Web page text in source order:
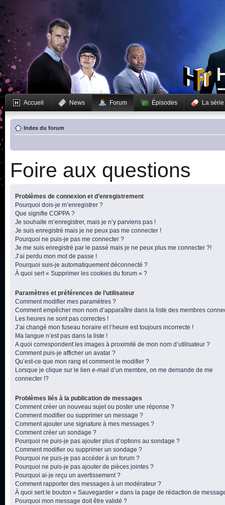
Accueil News Forum Épisodes La série
Index du forum
Foire aux questions
Problèmes de connexion et d’enregistrement
Pourquoi dois-je m’enregistrer ?
Que signifie COPPA ?
Je souhaite m’enregistrer, mais je n’y parviens pas !
Je suis enregistré mais je ne peux pas me connecter !
Pourquoi ne puis-je pas me connecter ?
Je me suis enregistré par le passé mais je ne peux plus me connecter ?!
J’ai perdu mon mot de passe !
Pourquoi suis-je automatiquement déconnecté ?
À quoi sert « Supprimer les cookies du forum » ?
Paramètres et préférences de l’utilisateur
Comment modifier mes paramètres ?
Comment empêcher mon nom d’apparaître dans la liste des membres
Les heures ne sont pas correctes !
J’ai changé mon fuseau horaire et l’heure est toujours incorrecte !
Ma langue n’est pas dans la liste !
A quoi correspondent les images à proximité de mon nom d’utilisateur ?
Comment puis-je afficher un avatar ?
Qu’est-ce que mon rang et comment le modifier ?
Lorsque je clique sur le lien e-mail d’un membre, on me demande de me
connecter !?
Problèmes liés à la publication de messages
Comment créer un nouveau sujet ou poster une réponse ?
Comment modifier ou supprimer un message ?
Comment ajouter une signature à mes messages ?
Comment créer un sondage ?
Pourquoi ne puis-je pas ajouter plus d’options au sondage ?
Comment modifier ou supprimer un sondage ?
Pourquoi ne puis-je pas accéder à un forum ?
Pourquoi ne puis-je pas ajouter de pièces jointes ?
Pourquoi ai-je reçu un avertissement ?
Comment rapporter des messages à un modérateur ?
À quoi sert le bouton « Sauvegarder » dans la page de rédaction de
Pourquoi mon message doit être validé ?